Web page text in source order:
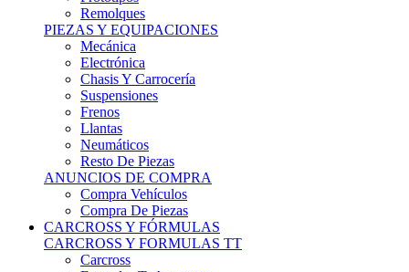
Remolques
PIEZAS Y EQUIPACIONES
Mecánica
Electrónica
Chasis Y Carrocería
Suspensiones
Frenos
Llantas
Neumáticos
Resto De Piezas
ANUNCIOS DE COMPRA
Compra Vehículos
Compra De Piezas
CARCROSS Y FÓRMULAS
CARCROSS Y FORMULAS TT
Carcross